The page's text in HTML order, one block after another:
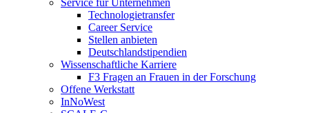
Service für Unternehmen
Technologietransfer
Career Service
Stellen anbieten
Deutschlandstipendien
Wissenschaftliche Karriere
F3 Fragen an Frauen in der Forschung
Offene Werkstatt
InNoWest